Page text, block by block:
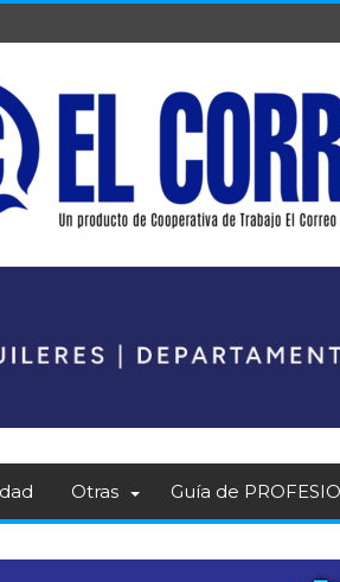
Otras Guía de